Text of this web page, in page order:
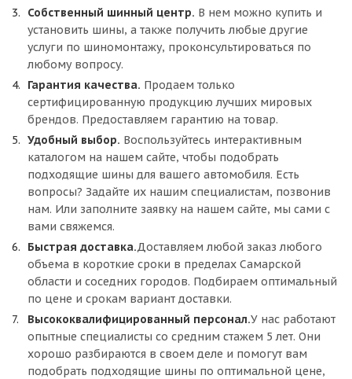
Собственный шинный центр. В нем можно купить и
установить шины, а также получить любые другие
услуги по шиномонтажу, проконсультироваться по
любому вопросу.
Гарантия качества. Продаем только
сертифицированную продукцию лучших мировых
брендов. Предоставляем гарантию на товар.
Удобный выбор. Воспользуйтесь интерактивным
каталогом на нашем сайте, чтобы подобрать
подходящие шины для вашего автомобиля. Есть
вопросы? Задайте их нашим специалистам, позвонив
нам. Или заполните заявку на нашем сайте, мы сами с
вами свяжемся.
Быстрая доставка.Доставляем любой заказ любого
объема в короткие сроки в пределах Самарской
области и соседних городов. Подбираем оптимальный
по цене и срокам вариант доставки.
Высококвалифицированный персонал.У нас работают
опытные специалисты со средним стажем 5 лет. Они
хорошо разбираются в своем деле и помогут вам
подобрать подходящие шины по оптимальной цене,